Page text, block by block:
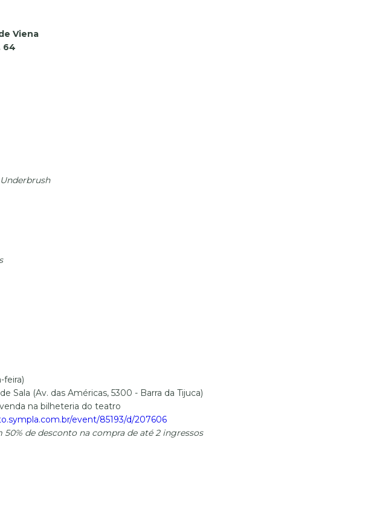
Viena
64
feira)
Sala (Av. das Américas, 5300 - Barra da Tijuca)
na bilheteria do teatro
event/85193/d/207606
de desconto na compra de até 2 ingressos